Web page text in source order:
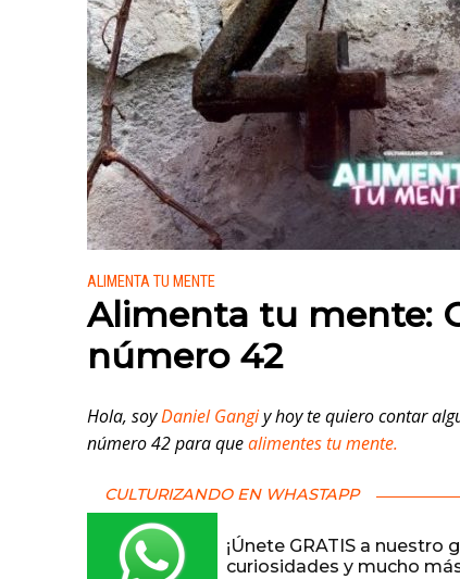
Publicado en:
ALIMENTA TU MENTE
Alimenta tu mente:
número 42
Hola, soyDaniel Gangiy hoy te quiero contar
número 42 para quealimentes tu mente.
CULTURIZANDO EN WHASTAPP
¡Únete GRATIS a nuestro
curiosidades y mucho